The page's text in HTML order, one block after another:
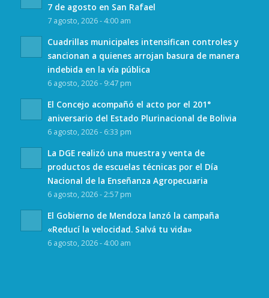
7 de agosto en San Rafael
7 agosto, 2026 - 4:00 am
Cuadrillas municipales intensifican controles y
sancionan a quienes arrojan basura de manera
indebida en la vía pública
6 agosto, 2026 - 9:47 pm
El Concejo acompañó el acto por el 201°
aniversario del Estado Plurinacional de Bolivia
6 agosto, 2026 - 6:33 pm
La DGE realizó una muestra y venta de
productos de escuelas técnicas por el Día
Nacional de la Enseñanza Agropecuaria
6 agosto, 2026 - 2:57 pm
El Gobierno de Mendoza lanzó la campaña
«Reducí la velocidad. Salvá tu vida»
6 agosto, 2026 - 4:00 am